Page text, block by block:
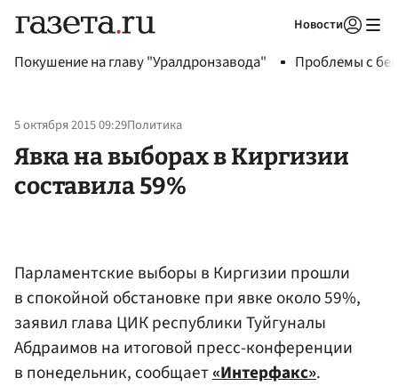
Новости
Покушение на главу "Уралдронзавода" Проблемы с
5 октября 2015 09:29Политика
Явка на выборах в Киргизии
составила 59%
Парламентские выборы в Киргизии прошли
в спокойной обстановке при явке около 59%,
заявил глава ЦИК республики Туйгуналы
Абдраимов на итоговой пресс-конференции
в понедельник, сообщает«Интерфакс».